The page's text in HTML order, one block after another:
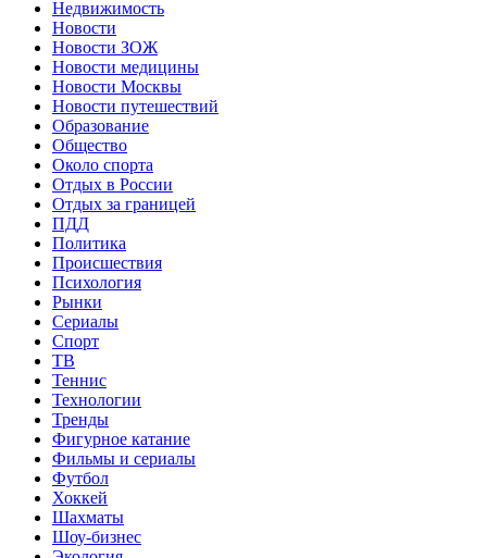
Недвижимость
Новости
Новости ЗОЖ
Новости медицины
Новости Москвы
Новости путешествий
Образование
Общество
Около спорта
Отдых в России
Отдых за границей
ПДД
Политика
Происшествия
Психология
Рынки
Сериалы
Спорт
ТВ
Теннис
Технологии
Тренды
Фигурное катание
Фильмы и сериалы
Футбол
Хоккей
Шахматы
Шоу-бизнес